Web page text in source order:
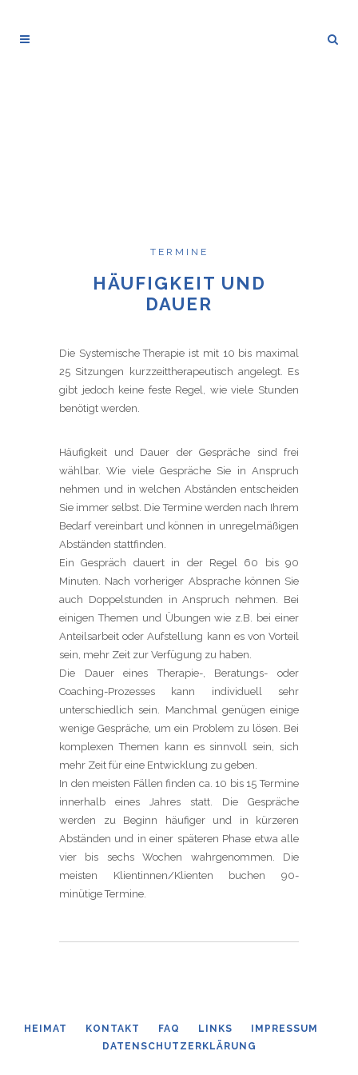
TERMINE
HÄUFIGKEIT UND
DAUER
Die Systemische Therapie ist mit 10 bis maximal
25 Sitzungen kurzzeittherapeutisch angelegt. Es
gibt jedoch keine feste Regel, wie viele Stunden
benötigt werden.
Häufigkeit und Dauer der Gespräche sind frei
wählbar. Wie viele Gespräche Sie in Anspruch
nehmen und in welchen Abständen entscheiden
Sie immer selbst. Die Termine werden nach Ihrem
Bedarf vereinbart und können in unregelmäßigen
Abständen stattfinden.
Ein Gespräch dauert in der Regel 60 bis 90
Minuten. Nach vorheriger Absprache können Sie
auch Doppelstunden in Anspruch nehmen. Bei
einigen Themen und Übungen wie z.B. bei einer
Anteilsarbeit oder Aufstellung kann es von Vorteil
sein, mehr Zeit zur Verfügung zu haben.
Die Dauer eines Therapie-, Beratungs- oder
Coaching-Prozesses kann individuell sehr
unterschiedlich sein. Manchmal genügen einige
wenige Gespräche, um ein Problem zu lösen. Bei
komplexen Themen kann es sinnvoll sein, sich
mehr Zeit für eine Entwicklung zu geben.
In den meisten Fällen finden ca. 10 bis 15 Termine
innerhalb eines Jahres statt. Die Gespräche
werden zu Beginn häufiger und in kürzeren
Abständen und in einer späteren Phase etwa alle
vier bis sechs Wochen wahrgenommen. Die
meisten Klientinnen/Klienten buchen 90-
minütige Termine.
HEIMAT KONTAKT FAQ LINKS
IMPRESSUM
DATENSCHUTZERKLÄRUNG